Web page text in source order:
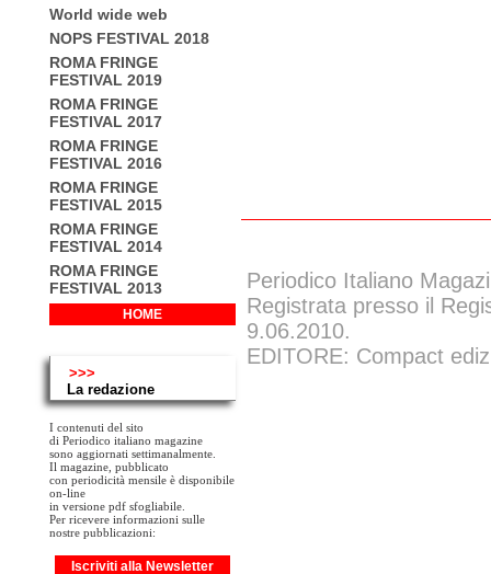
World wide web
NOPS FESTIVAL 2018
ROMA FRINGE
FESTIVAL 2019
ROMA FRINGE
FESTIVAL 2017
ROMA FRINGE
FESTIVAL 2016
ROMA FRINGE
FESTIVAL 2015
ROMA FRINGE
FESTIVAL 2014
ROMA FRINGE
FESTIVAL 2013
HOME
>>>
La redazione
I contenuti del sito
di Periodico italiano magazine
sono aggiornati settimanalmente.
Il magazine, pubblicato
con periodicità mensile è disponibile
on-line
in versione pdf sfogliabile.
Per ricevere informazioni sulle
nostre pubblicazioni:
Iscriviti alla Newsletter
Periodico Italiano
Registrata presso il
9.06.2010.
EDITORE: Compact